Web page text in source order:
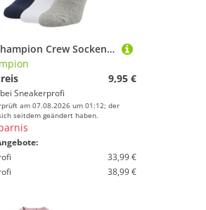
3 Paar Champion Crew Socken Gr. 35 - 46 Unisex Tennissocken U24558
9,95 €
Sneakerprofi
am 07.08.2026 um 01:12; der
seitdem geändert haben.
33,99 €
38,99 €